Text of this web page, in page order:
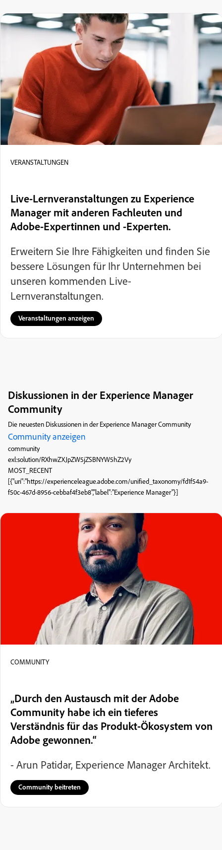
VERANSTALTUNGEN
Live-Lernveranstaltungen zu Experience
Manager mit anderen Fachleuten und
Adobe-Expertinnen und -Experten.
Erweitern Sie Ihre Fähigkeiten und finden Sie
bessere Lösungen für Ihr Unternehmen bei
unseren kommenden Live-
Lernveranstaltungen.
Veranstaltungen anzeigen
Diskussionen in der Experience Manager
Community
Die neuesten Diskussionen in der Experience Manager Community
Community anzeigen
community
exl:solution/RXhwZXJpZW5jZSBNYW5hZ2Vy
MOST_RECENT
[{"uri":"https://experienceleague.adobe.com/unified_taxonomy/fd1f54a9-
f50c-467d-8956-cebbaf4f3eb8","label":"Experience Manager"}]
COMMUNITY
„Durch den Austausch mit der Adobe
Community habe ich ein tieferes
Verständnis für das Produkt-Ökosystem von
Adobe gewonnen.“
- Arun Patidar, Experience Manager Architekt.
Community beitreten